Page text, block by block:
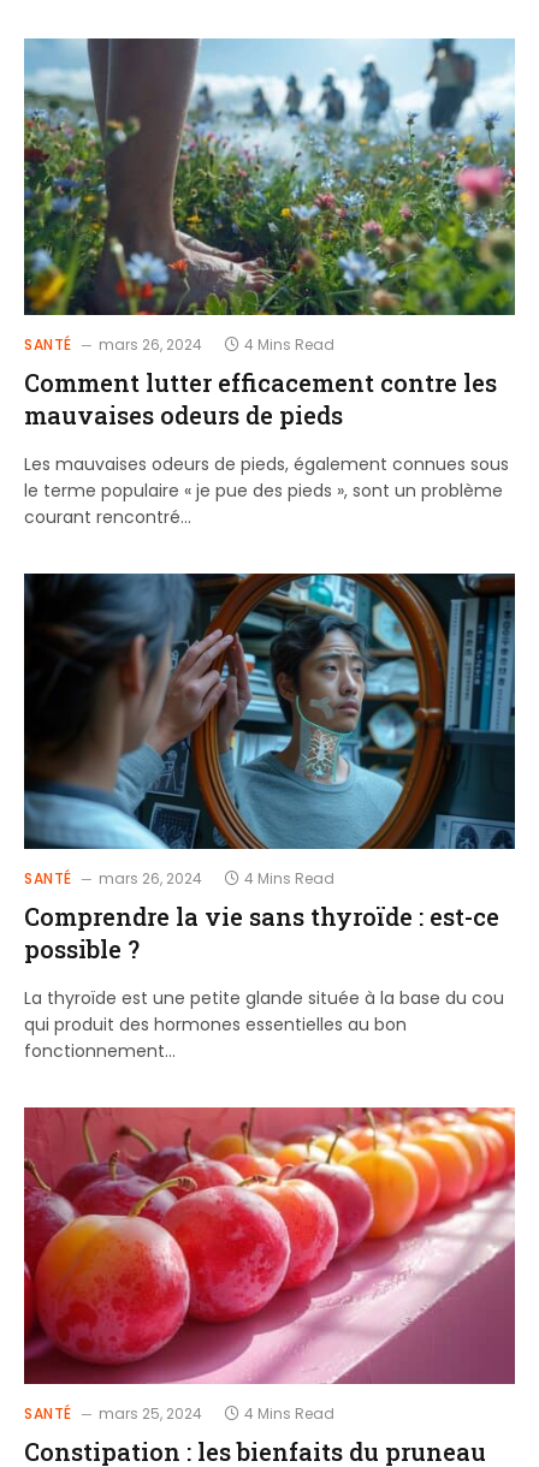
SANTÉ mars 26, 2024 4 Mins Read
Comment lutter efficacement contre les
mauvaises odeurs de pieds
Les mauvaises odeurs de pieds, également connues sous
le terme populaire « je pue des pieds », sont un problème
courant rencontré…
SANTÉ mars 26, 2024 4 Mins Read
Comprendre la vie sans thyroïde : est-ce
possible ?
La thyroïde est une petite glande située à la base du cou
qui produit des hormones essentielles au bon
fonctionnement…
SANTÉ mars 25, 2024 4 Mins Read
Constipation : les bienfaits du pruneau